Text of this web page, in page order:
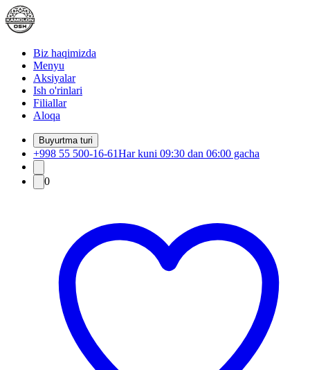
Biz haqimizda
Menyu
Aksiyalar
Ish o'rinlari
Filiallar
Aloqa
Buyurtma turi
+998 55 500-16-61Har kuni 09:30 dan 06:00 gacha
0